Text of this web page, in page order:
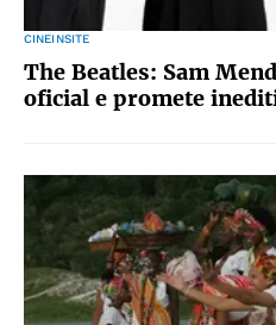
CINEINSITE
The Beatles: Sam
oficial e promete